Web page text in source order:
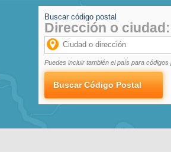
Buscar código postal
Dirección o ciudad:
Puedes incluir también el país para códigos